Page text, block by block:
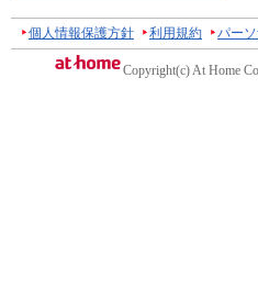
個人情報保護方針 利用規約 パー
Copyright(c) At Home